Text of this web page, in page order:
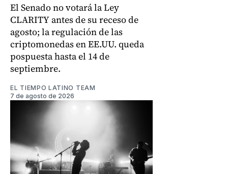
El Senado no votará la Ley
CLARITY antes de su receso de
agosto; la regulación de las
criptomonedas en EE.UU. queda
pospuesta hasta el 14 de
septiembre.
EL TIEMPO LATINO TEAM
7 de agosto de 2026